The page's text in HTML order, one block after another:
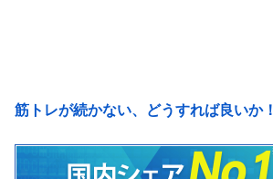
筋トレが続かない、どうすれば良いか！